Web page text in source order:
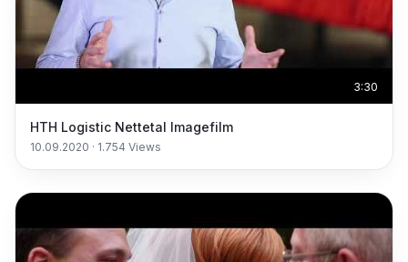
3:30
HTH Logistic Nettetal Imagefilm
10.09.2020 · 1.754 Views